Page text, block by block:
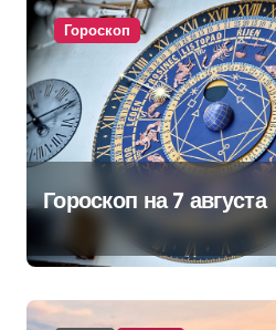
Гороскоп
Гороскоп на 7 августа